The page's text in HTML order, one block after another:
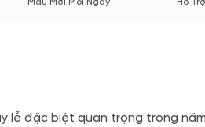
lễ đặc biệt quan trọng trong